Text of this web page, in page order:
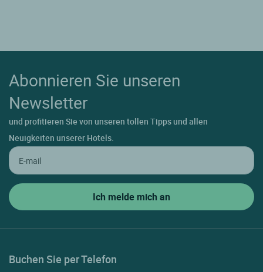
Abonnieren Sie unseren
Newsletter
und profitieren Sie von unseren tollen Tipps und allen
Neuigkeiten unserer Hotels.
Buchen Sie per Telefon